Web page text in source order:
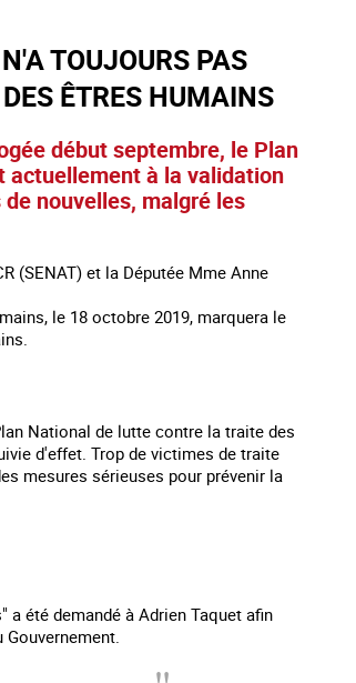
TOUJOURS PAS
ÊTRES HUMAINS
début septembre, le Plan
actuellement à la validation
nouvelles, malgré les
(SENAT) et la Députée Mme Anne
le 18 octobre 2019, marquera le
National de lutte contre la traite des
d'effet. Trop de victimes de traite
mesures sérieuses pour prévenir la
été demandé à Adrien Taquet afin